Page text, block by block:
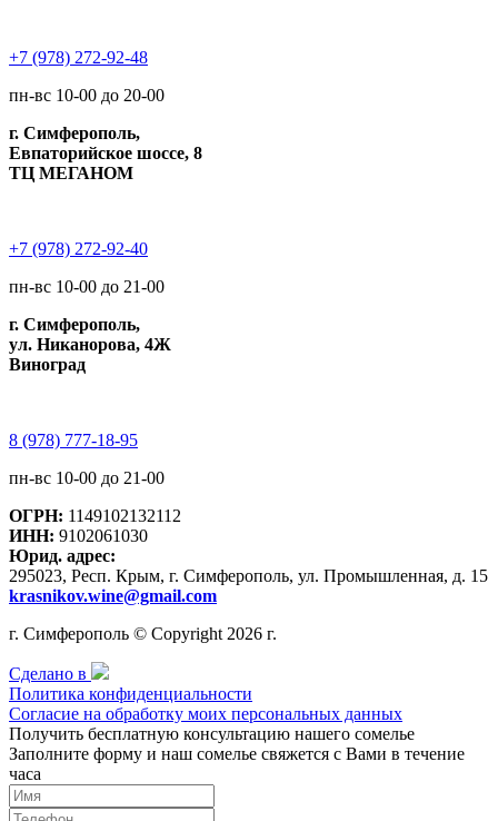
+7 (978) 272-92-48
пн-вс 10-00 до 20-00
г. Симферополь,
Евпаторийское шоссе, 8
ТЦ МЕГАНОМ
+7 (978) 272-92-40
пн-вс 10-00 до 21-00
г. Симферополь,
ул. Никанорова, 4Ж
Виноград
8 (978) 777-18-95
пн-вс 10-00 до 21-00
ОГРН: 1149102132112
ИНН: 9102061030
Юрид. адрес:
295023, Респ. Крым, г. Симферополь, ул. Промышленная, д. 15
krasnikov.wine@gmail.com
г. Симферополь © Copyright 2026 г.
Сделано в
Политика конфиденциальности
Согласие на обработку моих персональных данных
Получить бесплатную консультацию нашего сомелье
Заполните форму и наш сомелье свяжется с Вами в течение
часа